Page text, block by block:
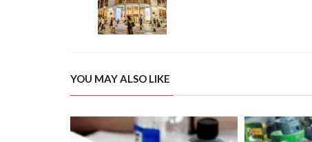
YOU MAY ALSO LIKE